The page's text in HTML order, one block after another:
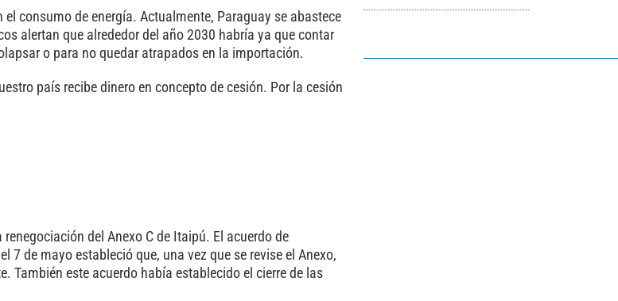
consumo de energía. Actualmente, Paraguay se abastece
alertan que alrededor del año 2030 habría ya que contar
o para no quedar atrapados en la importación.
país recibe dinero en concepto de cesión. Por la cesión
del Anexo C de Itaipú. El acuerdo de
de mayo estableció que, una vez que se revise el Anexo,
También este acuerdo había establecido el cierre de las